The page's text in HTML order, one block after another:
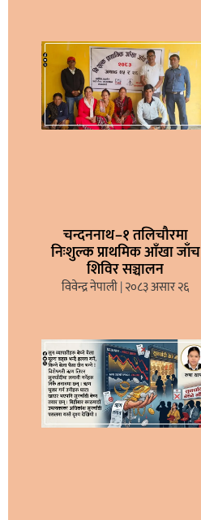
चन्दननाथ–१ तलिचौरमा
निःशुल्क प्राथमिक आँखा जाँच
शिविर सञ्चालन
विवेन्द्र नेपाली २०८३ असार २६